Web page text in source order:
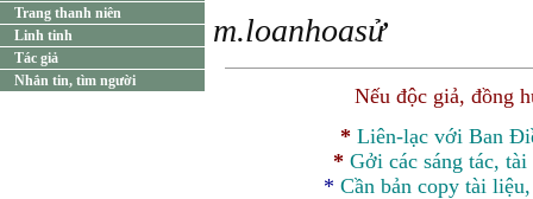
Trang thanh niên
Linh tinh
Tác giả
Nhắn tin, tìm người
m.loanhoasử
Nếu độc giả, đồng
* Liên-lạc với Ban
* Gởi các sáng tác,
* Cần bản copy tài